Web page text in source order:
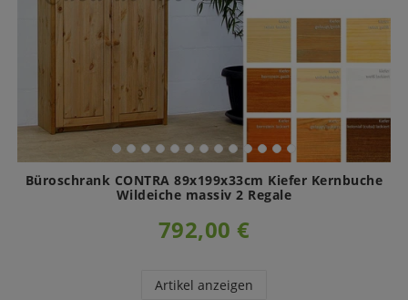
Büroschrank CONTRA 89x199x33cm Kiefer Kernbuche
Wildeiche massiv 2 Regale
792,00 €
Artikel anzeigen